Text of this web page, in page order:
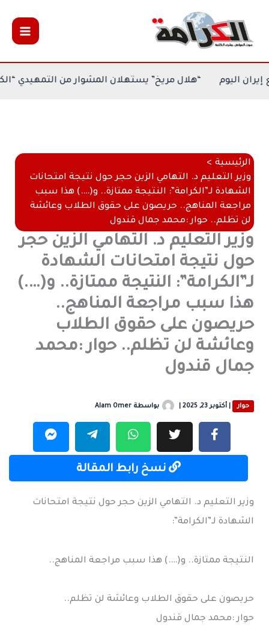
المحتوى
المفاوضات مع إيران اليوم “هلال مريخ” يستهلان
الرئيسية
وزير التعليم د. التهامي الزين حجر حول نتيجة امتحانات
الشهادة لـ”الكرامة”: النتيجة ممتازة.. و(….) هذا سبب
مراجعة المناهج.. حريصون على حقوق الطلاب وعائشة
لن تظلم.. حوار :محمد جمال قندول
وزير التعليم د. التهامي الزين حجر
حول نتيجة امتحانات الشهادة
لـ”الكرامة”: النتيجة ممتازة.. و(….)
هذا سبب مراجعة المناهج..
حريصون على حقوق الطلاب
وعائشة لن تظلم.. حوار :محمد
جمال قندول
حوار |أكتوبر 23, 2025 بواسطة Alam Omer
نسخ رابط المقالة
وزير التعليم د. التهامي الزين حجر حول نتيجة امتحانات
الشهادة لـ”الكرامة”:
النتيجة ممتازة.. و(….) هذا سبب مراجعة المناهج..
حريصون على حقوق الطلاب وعائشة لن تظلم..
حوار :محمد جمال قندول